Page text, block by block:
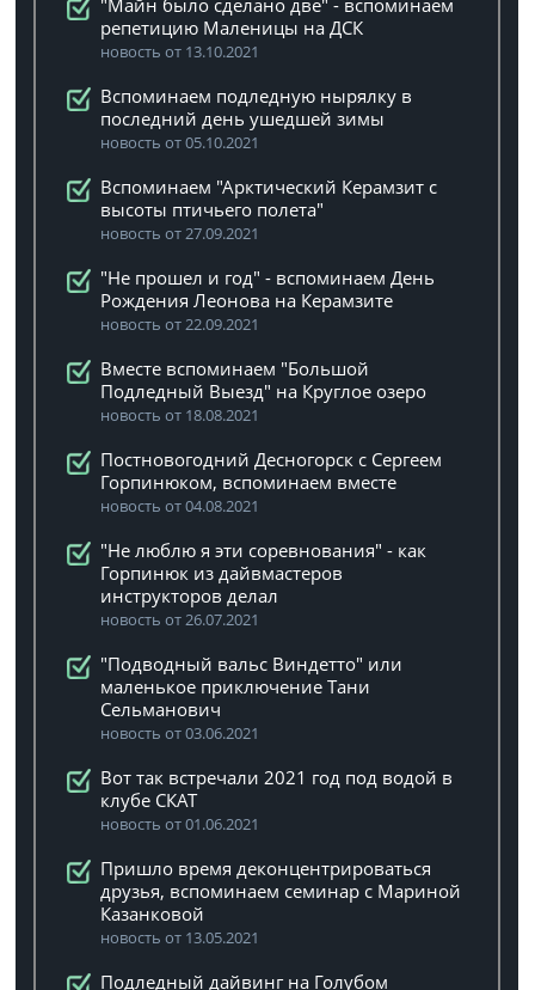
"Майн было сделано две" - вспоминаем
репетицию Маленицы на ДСК
новость от 13.10.2021
Вспоминаем подледную нырялку в
последний день ушедшей зимы
новость от 05.10.2021
Вспоминаем "Арктический Керамзит с
высоты птичьего полета"
новость от 27.09.2021
"Не прошел и год" - вспоминаем День
Рождения Леонова на Керамзите
новость от 22.09.2021
Вместе вспоминаем "Большой
Подледный Выезд" на Круглое озеро
новость от 18.08.2021
Постновогодний Десногорск с Сергеем
Горпинюком, вспоминаем вместе
новость от 04.08.2021
"Не люблю я эти соревнования" - как
Горпинюк из дайвмастеров
инструкторов делал
новость от 26.07.2021
"Подводный вальс Виндетто" или
маленькое приключение Тани
Сельманович
новость от 03.06.2021
Вот так встречали 2021 год под водой в
клубе СКАТ
новость от 01.06.2021
Пришло время деконцентрироваться
друзья, вспоминаем семинар с Мариной
Казанковой
новость от 13.05.2021
Подледный дайвинг на Голубом